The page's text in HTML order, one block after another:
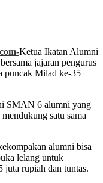
Ketua Ikatan Alumni
jajaran pengurus
puncak Milad ke-35
SMAN 6 alumni yang
satu sama
alumni bisa
lelang untuk
juta rupiah dan tuntas.